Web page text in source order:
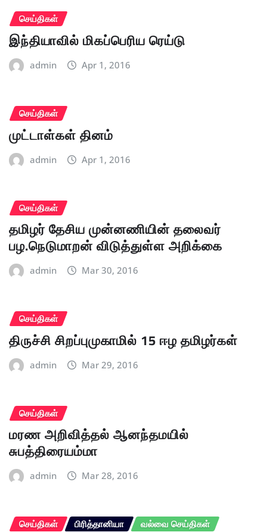
செய்திகள்
இந்தியாவில் மிகப்பெரிய ரெய்டு
admin Apr 1, 2016
செய்திகள்
முட்டாள்கள் தினம்
admin Apr 1, 2016
செய்திகள்
தமிழர் தேசிய முன்னணியின் தலைவர்
பழ.நெடுமாறன் விடுத்துள்ள அறிக்கை
admin Mar 30, 2016
செய்திகள்
திருச்சி சிறப்புமுகாமில் 15 ஈழ தமிழர்கள்
admin Mar 29, 2016
செய்திகள்
மரண அறிவித்தல் ஆனந்தமயில்
சுபத்திரையம்மா
admin Mar 28, 2016
செய்திகள் பிரித்தானியா வல்வை செய்திகள்